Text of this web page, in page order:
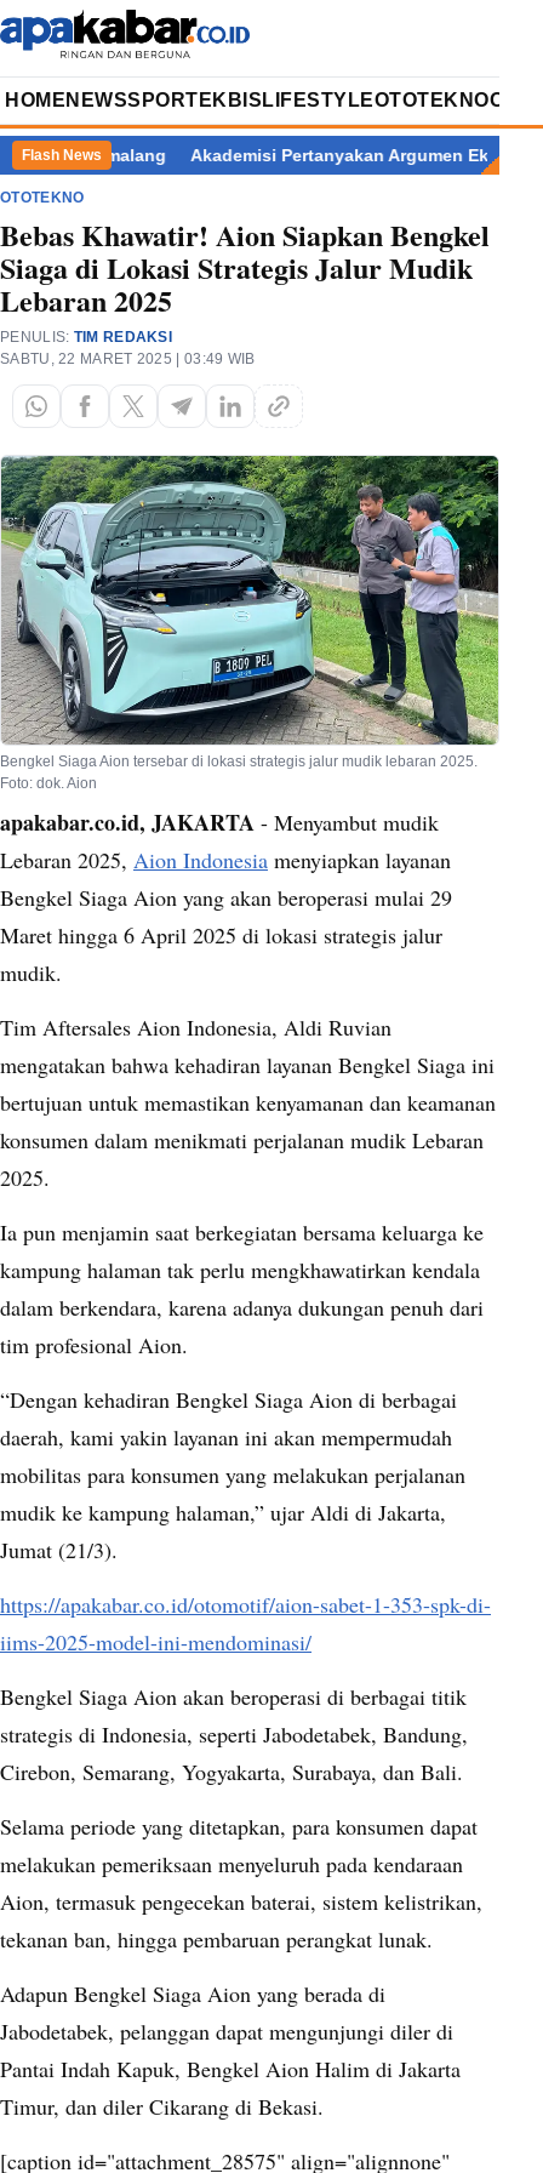
HOME NEWSSPORT EKBIS LIFESTYLEOTOTEKNOOPINI
Flash News
Pemalang Akademisi Pertanyakan Argumen Eks
OTOTEKNO
Bebas Khawatir! Aion Siapkan Bengkel
Siaga di Lokasi Strategis Jalur Mudik
Lebaran 2025
PENULIS: TIM REDAKSI
SABTU, 22 MARET 2025 | 03:49 WIB
Bengkel Siaga Aion tersebar di lokasi strategis jalur mudik lebaran 2025.
Foto: dok. Aion
apakabar.co.id, JAKARTA - Menyambut mudik
Lebaran 2025, Aion Indonesia menyiapkan layanan
Bengkel Siaga Aion yang akan beroperasi mulai 29
Maret hingga 6 April 2025 di lokasi strategis jalur
mudik.
Tim Aftersales Aion Indonesia, Aldi Ruvian
mengatakan bahwa kehadiran layanan Bengkel Siaga ini
bertujuan untuk memastikan kenyamanan dan keamanan
konsumen dalam menikmati perjalanan mudik Lebaran
2025.
Ia pun menjamin saat berkegiatan bersama keluarga ke
kampung halaman tak perlu mengkhawatirkan kendala
dalam berkendara, karena adanya dukungan penuh dari
tim profesional Aion.
“Dengan kehadiran Bengkel Siaga Aion di berbagai
daerah, kami yakin layanan ini akan mempermudah
mobilitas para konsumen yang melakukan perjalanan
mudik ke kampung halaman,” ujar Aldi di Jakarta,
Jumat (21/3).
https://apakabar.co.id/otomotif/aion-sabet-1-353-spk-di-
iims-2025-model-ini-mendominasi/
Bengkel Siaga Aion akan beroperasi di berbagai titik
strategis di Indonesia, seperti Jabodetabek, Bandung,
Cirebon, Semarang, Yogyakarta, Surabaya, dan Bali.
Selama periode yang ditetapkan, para konsumen dapat
melakukan pemeriksaan menyeluruh pada kendaraan
Aion, termasuk pengecekan baterai, sistem kelistrikan,
tekanan ban, hingga pembaruan perangkat lunak.
Adapun Bengkel Siaga Aion yang berada di
Jabodetabek, pelanggan dapat mengunjungi diler di
Pantai Indah Kapuk, Bengkel Aion Halim di Jakarta
Timur, dan diler Cikarang di Bekasi.
[caption id="attachment_28575" align="alignnone"